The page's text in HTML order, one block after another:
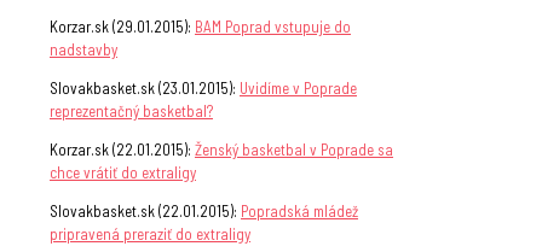
Korzar.sk (29.01.2015): BAM Poprad vstupuje do
nadstavby
Slovakbasket.sk (23.01.2015): Uvidíme v Poprade
reprezentačný basketbal?
Korzar.sk (22.01.2015): Ženský basketbal v Poprade sa
chce vrátiť do extraligy
Slovakbasket.sk (22.01.2015): Popradská mládež
pripravená preraziť do extraligy